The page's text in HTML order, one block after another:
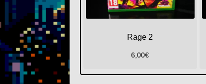
Rage 2
6,00€